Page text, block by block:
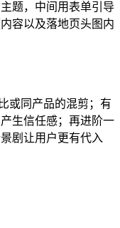
题，中间用表单引导
容以及落地页头图内
或同产品的混剪；有
生信任感；再进阶一
剧让用户更有代入